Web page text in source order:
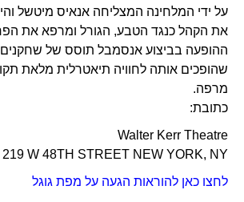
על ידי המלחינה המצליחה אנאיס מיטשל
את הקהל כנגד הטבע, הגורל ומרפא את
ההופעה בביצוע אנסמבל תוסס של שחקנים,
שהופכים אותה לחוויה תיאטרלית מלאת
מרפה.
כתובת:
Walter Kerr Theatre
219 W 48TH STREET NEW YORK, NY
לחצו כאן להוראות הגעה על מפת גוגל